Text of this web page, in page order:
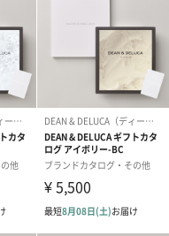
ご用意。
雑貨が掲載されていま
、店頭でおなじみのスイ
ルーカ）」